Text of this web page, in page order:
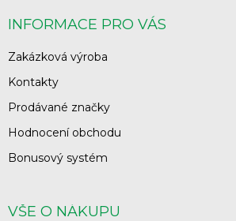
INFORMACE PRO VÁS
Zakázková výroba
Kontakty
Prodávané značky
Hodnocení obchodu
Bonusový systém
VŠE O NÁKUPU